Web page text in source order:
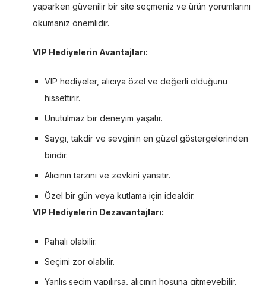
yaparken güvenilir bir site seçmeniz ve ürün yorumlarını
okumanız önemlidir.
VIP Hediyelerin Avantajları:
VIP hediyeler, alıcıya özel ve değerli olduğunu
hissettirir.
Unutulmaz bir deneyim yaşatır.
Saygı, takdir ve sevginin en güzel göstergelerinden
biridir.
Alıcının tarzını ve zevkini yansıtır.
Özel bir gün veya kutlama için idealdir.
VIP Hediyelerin Dezavantajları:
Pahalı olabilir.
Seçimi zor olabilir.
Yanlış seçim yapılırsa, alıcının hoşuna gitmeyebilir.